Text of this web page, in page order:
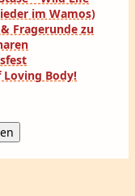
im Wamos)
Fragerunde zu
Loving Body!